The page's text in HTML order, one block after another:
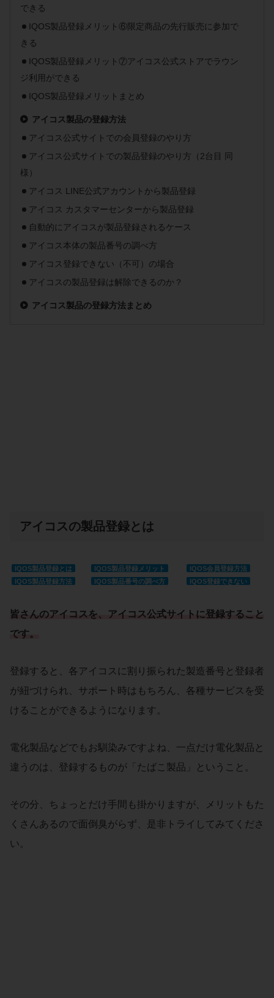
できる
IQOS製品登録メリット⑥限定商品の先行販売に参加で
きる
IQOS製品登録メリット⑦アイコス公式ストアでラウン
ジ利用ができる
IQOS製品登録メリットまとめ
アイコス製品の登録方法
アイコス公式サイトでの会員登録のやり方
アイコス公式サイトでの製品登録のやり方（2台目 同
様）
アイコス LINE公式アカウントから製品登録
アイコス カスタマーセンターから製品登録
自動的にアイコスが製品登録されるケース
アイコス本体の製品番号の調べ方
アイコス登録できない（不可）の場合
アイコスの製品登録は解除できるのか？
アイコス製品の登録方法まとめ
アイコスの製品登録とは
IQOS製品登録とは IQOS製品登録メリット
IQOS会員登録方法
IQOS製品登録方法
IQOS製品番号の調べ方 IQOS登録できない
皆さんのアイコス を、 アイコス公式サイトに登録すること
です。
登録すると、各アイコスに割り振られた製造番号と登録者
が紐づけられ、サポート時はもちろん、各種サービスを受
けることができるようになります。
電化製品などでもお馴染みですよね、一点だけ電化製品と
違うのは、登録するものが「たばこ製品」ということ。
その分、ちょっとだけ手間も掛かりますが、メリットもた
くさんあるので面倒臭がらず、是非トライしてみてくださ
い。